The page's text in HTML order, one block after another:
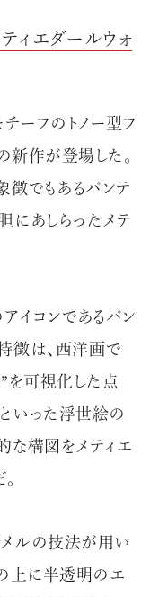
ィエダールウォ
ーフのトノー型フ
新作が登場した。
徴でもあるパンテ
にあしらったメテ
イコンであるパン
徴は、西洋画で
を可視化した点
いった浮世絵の
な構図をメティエ
ルの技法が用い
上に半透明のエ